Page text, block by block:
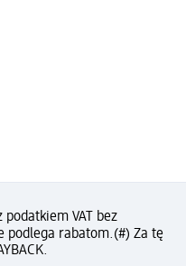
podatkiem VAT bez
podlega rabatom.(#) Za tę